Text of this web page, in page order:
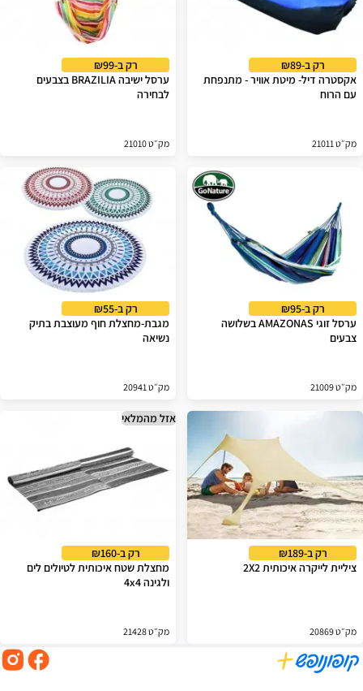
רק ב-₪89
אקסטרה דיל- מיטת אוויר - מתנפחת
עם הרוח
מק״ט 21011
רק ב-₪99
ערסל ישיבה BRAZILIA בצבעים
לבחירה
מק״ט 21010
רק ב-₪95
ערסל זוגי AMAZONAS בשלושה
צבעים
מק״ט 21009
רק ב-₪55
מגבת-מחצלת חוף מעוצבת בתיק
נשיאה
מק״ט 20941
רק ב-₪189
ציליית לייקרה איכותית 2X2
מק״ט 20869
אזל מהמלאי
רק ב-₪160
מחצלת שטח איכותית לטיולים לים
ולגינה 4x4
מק״ט 21428